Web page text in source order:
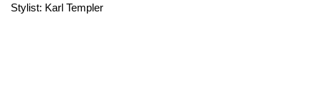
Stylist: Karl Templer